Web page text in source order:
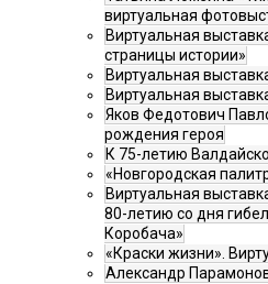
виртуальная
Виртуальная
страницы истории»
Виртуальная
Виртуальная
Яков Федотович
рождения героя
К 75-летию
«Новгородская
Виртуальная
80-летию со дня
Коробача»
«Краски жизни».
Александр